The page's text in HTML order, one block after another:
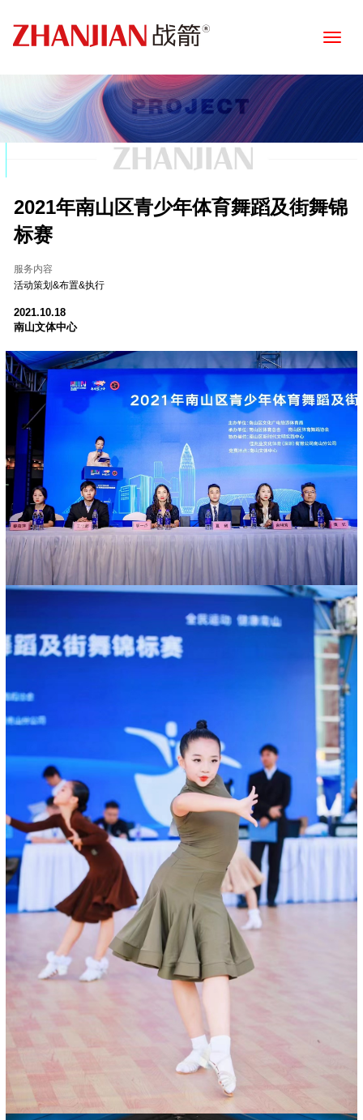
Toggle
2021年南山区青少年体育舞蹈及街舞锦
标赛
服务内容
活动策划&布置&执行
2021.10.18
南山文体中心